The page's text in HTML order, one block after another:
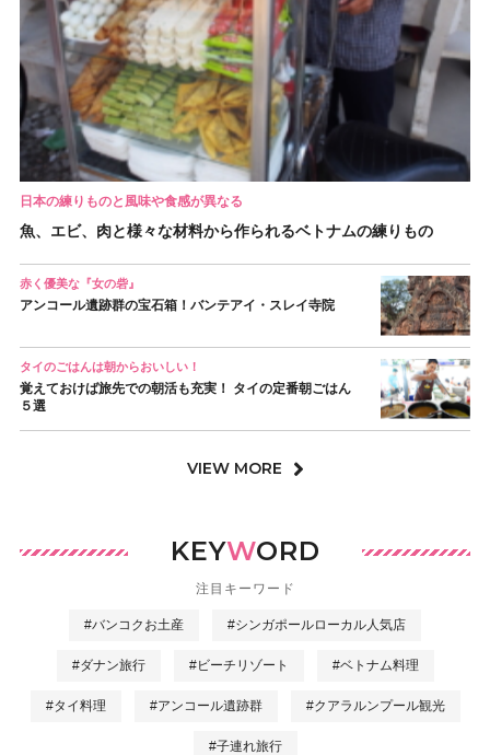
日本の練りものと風味や食感が異なる
魚、エビ、肉と様々な材料から作られるベトナムの練りもの
赤く優美な『女の砦』
アンコール遺跡群の宝石箱！バンテアイ・スレイ寺院
タイのごはんは朝からおいしい！
覚えておけば旅先での朝活も充実！ タイの定番朝ごはん
５選
VIEW MORE
KEYWORD
注目キーワード
#バンコクお土産 #シンガポールローカル人気店
#ダナン旅行 #ビーチリゾート #ベトナム料理
#タイ料理 #アンコール遺跡群 #クアラルンプール観光
#子連れ旅行